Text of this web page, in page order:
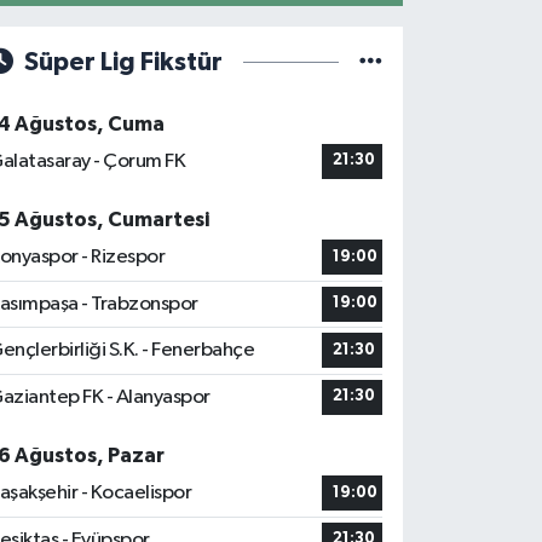
Süper Lig Fikstür
Ağustos, Cuma
- Çorum FK
21:30
Ağustos, Cumartesi
- Rizespor
19:00
- Trabzonspor 19:00
S.K. - Fenerbahçe 21:30
FK - Alanyaspor 21:30
Ağustos, Pazar
- Kocaelispor
19:00